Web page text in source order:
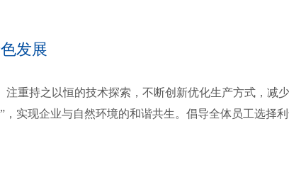
发展
持之以恒的技术探索，不断创新优化生产方式，减
实现企业与自然环境的和谐共生。倡导全体员工选择